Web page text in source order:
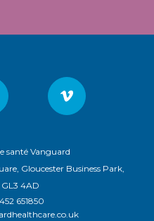
santé Vanguard
Gloucester Business Park,
GL3 4AD
651850